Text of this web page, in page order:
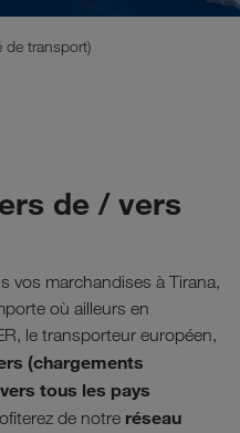
de transport)
de / vers
vos marchandises à Tirana,
où ailleurs en
le transporteur européen,
(chargements
tous les pays
de notre réseau